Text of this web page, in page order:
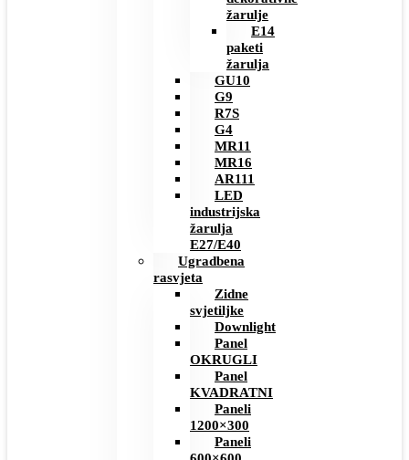
žarulje
E14
paketi
žarulja
GU10
G9
R7S
G4
MR11
MR16
AR111
LED
industrijska
žarulja
E27/E40
Ugradbena
rasvjeta
Zidne
svjetiljke
Downlight
Panel
OKRUGLI
Panel
KVADRATNI
Paneli
1200×300
Paneli